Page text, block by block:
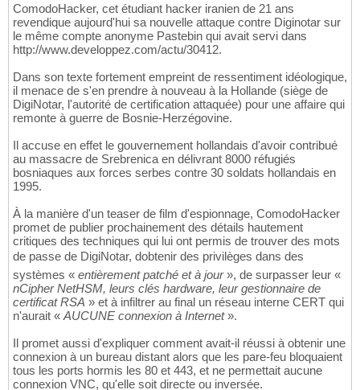
ComodoHacker, cet étudiant hacker iranien de 21 ans
revendique aujourd'hui sa nouvelle attaque contre Diginotar sur
le même compte anonyme Pastebin qui avait servi dans
http://www.developpez.com/actu/30412.
Dans son texte fortement empreint de ressentiment idéologique,
il menace de s'en prendre à nouveau à la Hollande (siège de
DigiNotar, l'autorité de certification attaquée) pour une affaire qui
remonte à guerre de Bosnie-Herzégovine.
Il accuse en effet le gouvernement hollandais d'avoir contribué
au massacre de Srebrenica en délivrant 8000 réfugiés
bosniaques aux forces serbes contre 30 soldats hollandais en
1995.
À la manière d'un teaser de film d'espionnage, ComodoHacker
promet de publier prochainement des détails hautement
critiques des techniques qui lui ont permis de trouver des mots
de passe de DigiNotar, dobtenir des privilèges dans des
systèmes « entièrement patché et à jour», de surpasser leur «
nCipher NetHSM, leurs clés hardware, leur gestionnaire de
certificat RSA » et à infiltrer au final un réseau interne CERT qui
n'aurait « AUCUNE connexion à Internet».
Il promet aussi d'expliquer comment avait-il réussi à obtenir une
connexion à un bureau distant alors que les pare-feu bloquaient
tous les ports hormis les 80 et 443, et ne permettait aucune
connexion VNC, qu'elle soit directe ou inversée.